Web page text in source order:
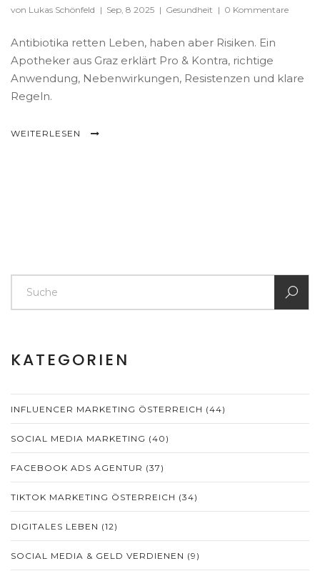
von Lukas Schönfeld | Sep, 8 2025 | Gesundheit | 0 Kommentare
Antibiotika retten Leben, haben aber Risiken. Ein
Apotheker aus Graz erklärt Pro & Kontra, richtige
Anwendung, Nebenwirkungen, Resistenzen und klare
Regeln.
WEITERLESEN
KATEGORIEN
INFLUENCER MARKETING ÖSTERREICH (44)
SOCIAL MEDIA MARKETING (40)
FACEBOOK ADS AGENTUR (37)
TIKTOK MARKETING ÖSTERREICH (34)
DIGITALES LEBEN (12)
SOCIAL MEDIA & GELD VERDIENEN (9)